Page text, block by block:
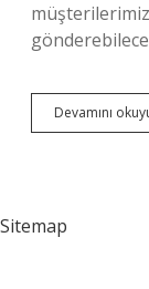
Devamını
Sitemap